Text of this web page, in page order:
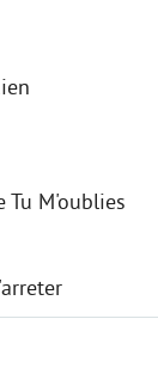
Tu M'oublies